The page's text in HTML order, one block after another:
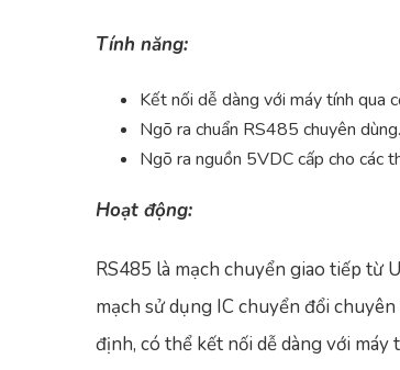
Tính năng:
Kết nối dễ dàng với máy tính qua
Ngõ ra chuẩn RS485 chuyên dùng.
Ngõ ra nguồn 5VDC cấp cho các
Hoạt động:
RS485 là mạch chuyển giao tiếp từ
mạch sử dụng IC chuyển đổi
định, có thể kết nối dễ dàng với máy